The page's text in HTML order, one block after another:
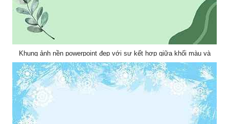
Khung ảnh nền powerpoint đẹp với sự kết hợp giữa khối màu và
cành lá hài hòa